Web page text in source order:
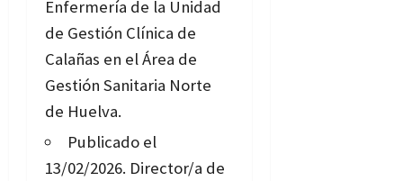
Enfermería de la Unidad
de Gestión Clínica de
Calañas en el Área de
Gestión Sanitaria Norte
de Huelva.
Publicado el
13/02/2026. Director/a de